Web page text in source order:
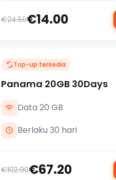
€24.50€14.00
Top-up tersedia
Panama 20GB 30Days
Data 20 GB
Berlaku 30 hari
€102.90€67.20